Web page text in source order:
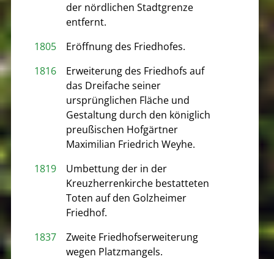
der nördlichen Stadtgrenze
entfernt.
1805
Eröffnung des Friedhofes.
1816
Erweiterung des Friedhofs auf
das Dreifache seiner
ursprünglichen Fläche und
Gestaltung durch den königlich
preußischen Hofgärtner
Maximilian Friedrich Weyhe.
1819
Umbettung der in der
Kreuzherrenkirche bestatteten
Toten auf den Golzheimer
Friedhof.
1837
Zweite Friedhofserweiterung
wegen Platzmangels.